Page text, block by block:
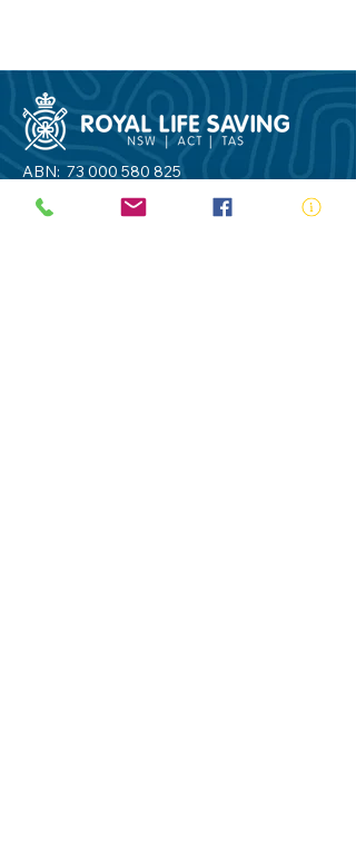
ABN: 73 000 580 825
34/10 Gladstone Road, Castle Hill NSW